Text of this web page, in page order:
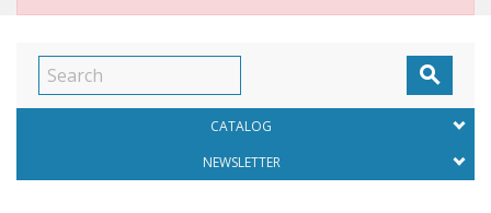

CATALOG
NEWSLETTER